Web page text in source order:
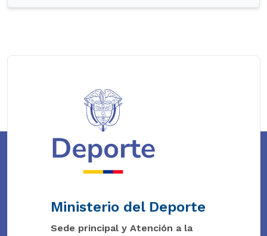
Ministerio del Deporte
Sede principal y Atención a la